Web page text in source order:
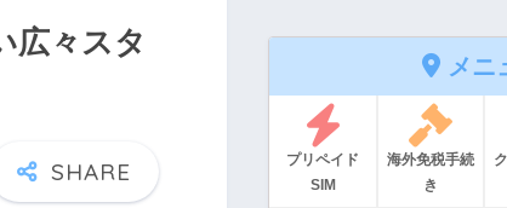
広々スタ
メニ
プリペイド
SIM
海外免税手続
き